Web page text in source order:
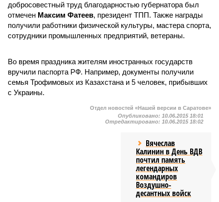
добросовестный труд благодарностью губернатора был
отмечен Максим Фатеев, президент ТПП. Также награды
получили работники физической культуры, мастера спорта,
сотрудники промышленных предприятий, ветераны.
Во время праздника жителям иностранных государств
вручили паспорта РФ. Например, документы получили
семья Трофимовых из Казахстана и 5 человек, прибывших
с Украины.
Отдел новостей «Нашей версии в Саратове»
Опубликовано: 10.06.2015 18:01
Отредактировано: 10.06.2015 18:02
Вячеслав
Калинин в День ВДВ
почтил память
легендарных
командиров
Воздушно-
десантных войск